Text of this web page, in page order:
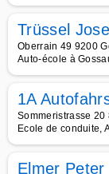
Trüssel
Oberrain 49 9200
Auto-école à
1A
Sommeristrasse 20
Ecole de conduite,
Elmer Peter